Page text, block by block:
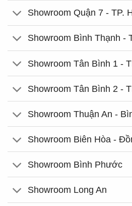
Showroom Quận 7 - TP.
Showroom Bình Thạnh -
Showroom Tân Bình 1 -
Showroom Tân Bình 2 -
Showroom Thuận An -
Showroom Biên Hòa -
Showroom Bình Phước
Showroom Long An